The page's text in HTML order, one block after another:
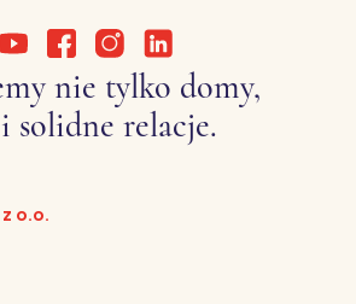
nie tylko domy,
solidne relacje.
o.o.